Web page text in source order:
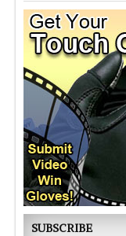
SUBSCRIBE